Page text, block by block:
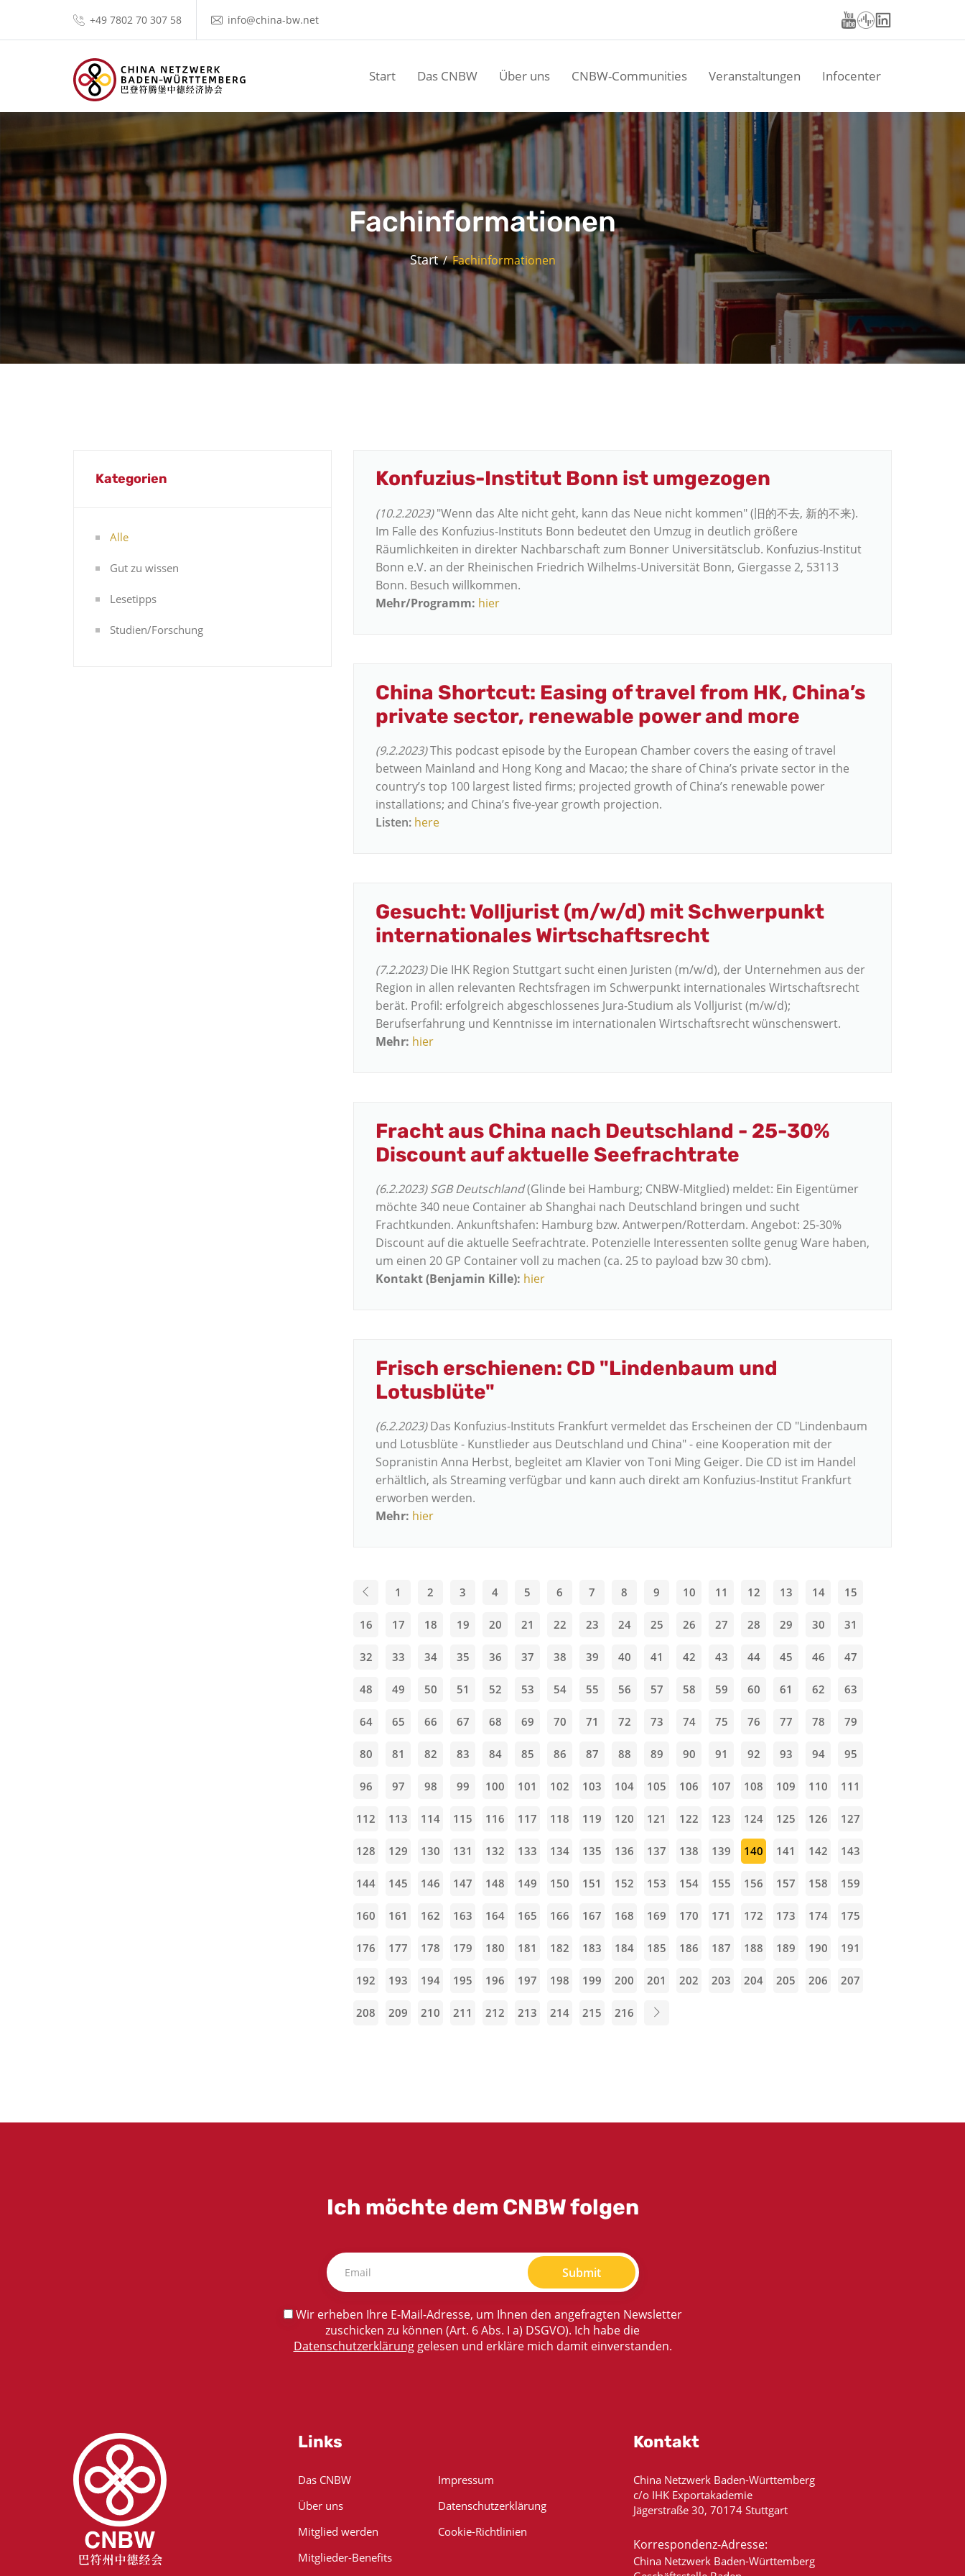
+49 7802 70 307 58 info@china-bw.net
Start Das CNBW Über uns CNBW-Communities Veranstaltungen Infocenter
Fachinformationen
Start Fachinformationen
Kategorien
Alle
Gut zu wissen
Lesetipps
Studien/Forschung
Konfuzius-Institut Bonn ist umgezogen
(10.2.2023)"Wenn das Alte nicht geht, kann das Neue nicht kommen" (旧的不去, 新的不来).
Im Falle des Konfuzius-Instituts Bonn bedeutet den Umzug in deutlich größere
Räumlichkeiten in direkter Nachbarschaft zum Bonner Universitätsclub. Konfuzius-Institut
Bonn e.V. an der Rheinischen Friedrich Wilhelms-Universität Bonn, Giergasse 2, 53113
Bonn. Besuch willkommen.
Mehr/Programm: hier
China Shortcut: Easing of travel from HK, China’s
private sector, renewable power and more
(9.2.2023)This podcast episode by the European Chamber covers the easing of travel
between Mainland and Hong Kong and Macao; the share of China’s private sector in the
country’s top 100 largest listed firms; projected growth of China’s renewable power
installations; and China’s five-year growth projection.
Listen: here
Gesucht: Volljurist (m/w/d) mit Schwerpunkt
internationales Wirtschaftsrecht
(7.2.2023)Die IHK Region Stuttgart sucht einen Juristen (m/w/d), der Unternehmen aus der
Region in allen relevanten Rechtsfragen im Schwerpunkt internationales Wirtschaftsrecht
berät. Profil: erfolgreich abgeschlossenes Jura-Studium als Volljurist (m/w/d);
Berufserfahrung und Kenntnisse im internationalen Wirtschaftsrecht wünschenswert.
Mehr: hier
Fracht aus China nach Deutschland - 25-30%
Discount auf aktuelle Seefrachtrate
(6.2.2023) SGB Deutschland(Glinde bei Hamburg; CNBW-Mitglied) meldet: Ein Eigentümer
möchte 340 neue Container ab Shanghai nach Deutschland bringen und sucht
Frachtkunden. Ankunftshafen: Hamburg bzw. Antwerpen/Rotterdam. Angebot: 25-30%
Discount auf die aktuelle Seefrachtrate. Potenzielle Interessenten sollte genug Ware haben,
um einen 20 GP Container voll zu machen (ca. 25 to payload bzw 30 cbm).
Kontakt (Benjamin Kille): hier
Frisch erschienen: CD "Lindenbaum und
Lotusblüte"
(6.2.2023)Das Konfuzius-Instituts Frankfurt vermeldet das Erscheinen der CD "Lindenbaum
und Lotusblüte - Kunstlieder aus Deutschland und China" - eine Kooperation mit der
Sopranistin Anna Herbst, begleitet am Klavier von Toni Ming Geiger. Die CD ist im Handel
erhältlich, als Streaming verfügbar und kann auch direkt am Konfuzius-Institut Frankfurt
erworben werden.
Mehr: hier
1 2 3 4 5 6 7 8 9 10 11 12 13 14 15
16 17 18 19 20 21 22 23 24 25 26 27 28 29 30 31
32 33 34 35 36 37 38 39 40 41 42 43 44 45 46 47
48 49 50 51 52 53 54 55 56 57 58 59 60 61 62 63
64 65 66 67 68 69 70 71 72 73 74 75 76 77 78 79
80 81 82 83 84 85 86 87 88 89 90 91 92 93 94 95
96 97 98 99 100 101 102 103 104 105 106 107 108 109 110 111
112 113 114 115 116 117 118 119 120 121 122 123 124 125 126 127
128 129 130 131 132 133 134 135 136 137 138 139 140 141 142 143
144 145 146 147 148 149 150 151 152 153 154 155 156 157 158 159
160 161 162 163 164 165 166 167 168 169 170 171 172 173 174 175
176 177 178 179 180 181 182 183 184 185 186 187 188 189 190 191
192 193 194 195 196 197 198 199 200 201 202 203 204 205 206 207
208 209 210 211 212 213 214 215 216
Ich möchte dem CNBW folgen
Submit
Wir erheben Ihre E-Mail-Adresse, um Ihnen den angefragten Newsletter
zuschicken zu können (Art. 6 Abs. I a) DSGVO). Ich habe die
Datenschutzerklärunggelesen und erkläre mich damit einverstanden.
Links
Das CNBW
Über uns
Mitglied werden
Mitglieder-Benefits
Impressum
Datenschutzerklärung
Cookie-Richtlinien
Kontakt
China Netzwerk Baden-Württemberg
c/o IHK Exportakademie
Jägerstraße 30, 70174 Stuttgart
Korrespondenz-Adresse:
China Netzwerk Baden-Württemberg